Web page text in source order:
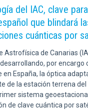
del IAC, clave
que blindará
cuánticas por
Astrofísica de Canarias
por encargo
en España, la óptica
de la estación terrena del
sistema
de clave cuántica por